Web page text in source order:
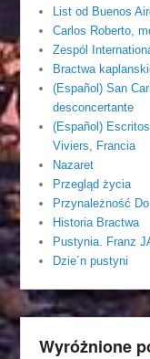
List od Buenos
Carlos Roberto,
Zespól
Bractwa
(Español) San
desconcertante
(Español)
Viviers, Francia
Nazaret
Przegląd życia
Przynależność
Historia Bractwa
Pustynia. Franz
Dzie´n pustyni
Wyróżnione